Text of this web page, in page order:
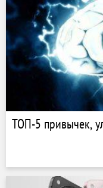
ТОП-5 привычек,